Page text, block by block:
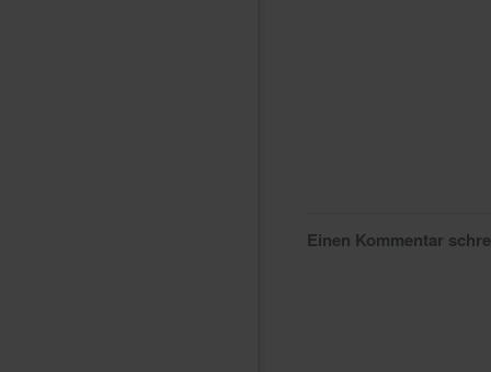
Einen Kommentar